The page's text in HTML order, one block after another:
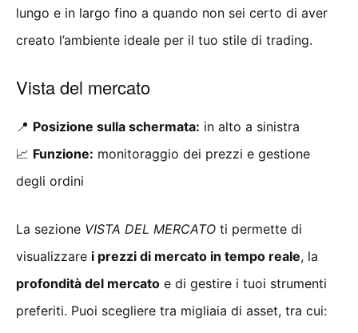
lungo e in largo fino a quando non sei certo di aver
creato l’ambiente ideale per il tuo stile di trading.
Vista del mercato
📍 Posizione sulla schermata: in alto a sinistra
📈 Funzione: monitoraggio dei prezzi e gestione
degli ordini
La sezione VISTA DEL MERCATO ti permette di
visualizzare i prezzi di mercato in tempo reale, la
profondità del mercato e di gestire i tuoi strumenti
preferiti. Puoi scegliere tra migliaia di asset, tra cui: